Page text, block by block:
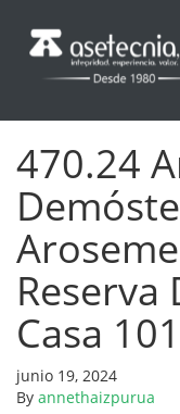
470.24
Reserva
Casa 101
junio 19, 2024
By annethaizpurua